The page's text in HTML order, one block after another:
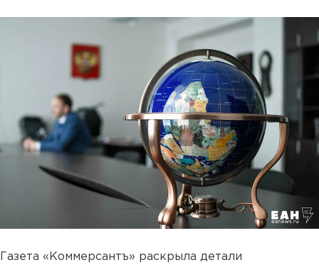
Газета «Коммерсантъ» раскрыла детали